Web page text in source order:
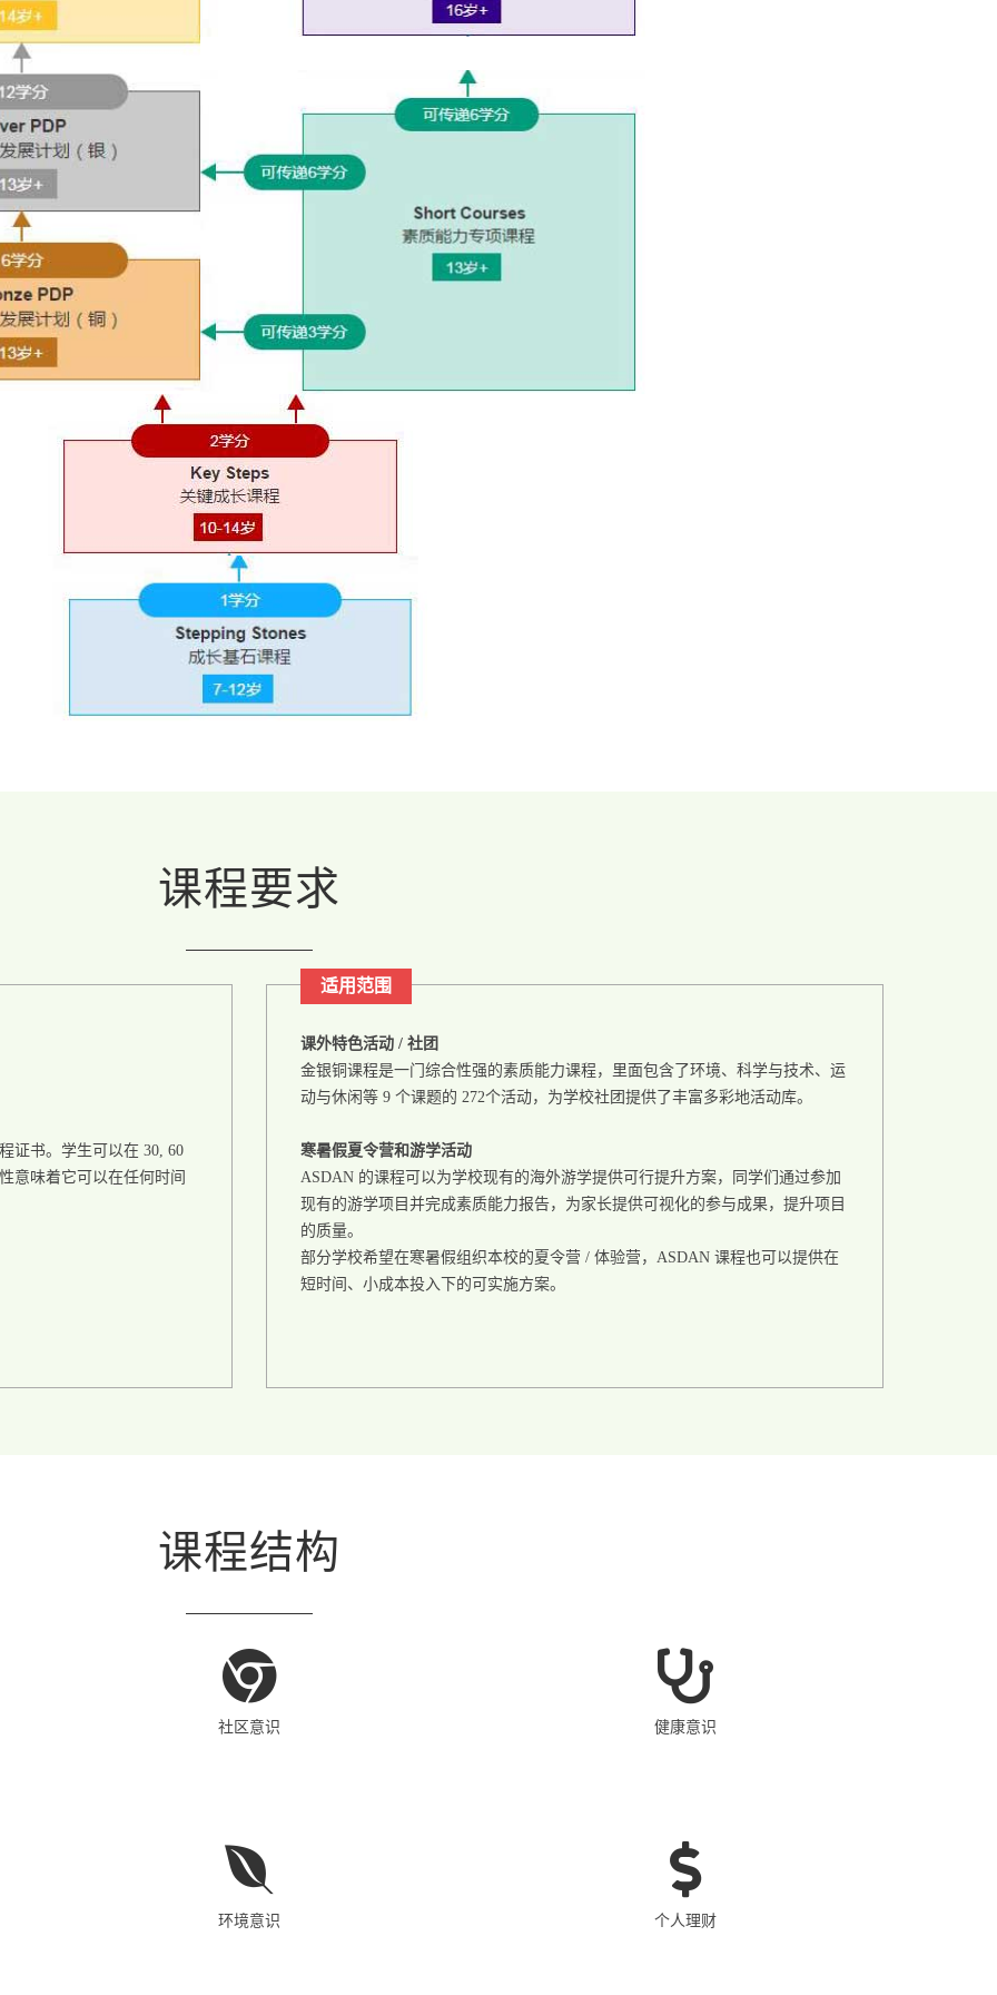
课程要求
证书。学生可以在 30, 60
意味着它可以在任何时间
适用范围
课外特色活动 / 社团
金银铜课程是一门综合性强的素质能力课程，里面包含了环境、科学与技术、运
动与休闲等 9 个课题的 272个活动，为学校社团提供了丰富多彩地活动库。
寒暑假夏令营和游学活动
ASDAN 的课程可以为学校现有的海外游学提供可行提升方案，同学们通过参加
现有的游学项目并完成素质能力报告，为家长提供可视化的参与成果，提升项目
的质量。
部分学校希望在寒暑假组织本校的夏令营 / 体验营，ASDAN 课程也可以提供在
短时间、小成本投入下的可实施方案。
课程结构
社区意识 健康意识
环境意识 个人理财